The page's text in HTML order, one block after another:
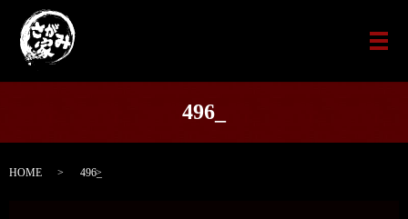
メ
496_
HOME 496_